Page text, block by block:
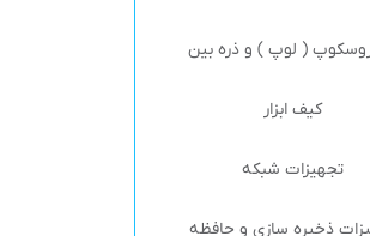
( لوپ ) و ذره بین
کیف ابزار
تجهیزات شبکه
ذخیره سازی و حافظه